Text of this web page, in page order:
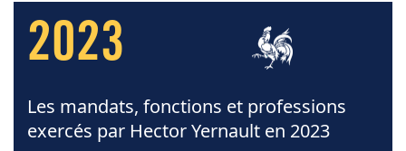
2023
Les mandats, fonctions et professions
exercés par Hector Yernault en 2023